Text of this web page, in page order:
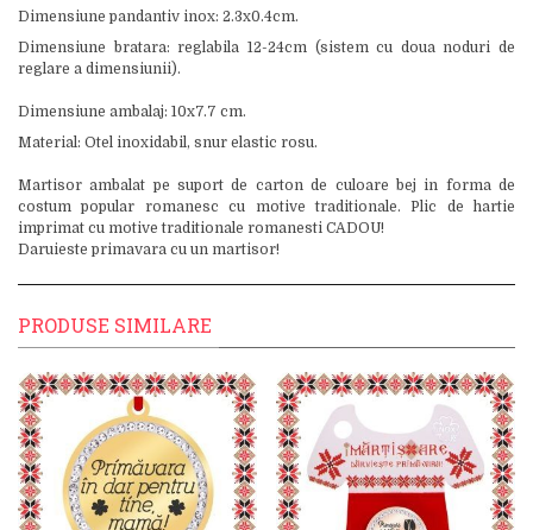
Dimensiune pandantiv inox: 2.3x0.4cm.
Dimensiune bratara: reglabila 12-24cm (sistem cu doua noduri de
reglare a dimensiunii).
Dimensiune ambalaj: 10x7.7 cm.
Material: Otel inoxidabil, snur elastic rosu.
Martisor ambalat pe suport de carton de culoare bej in forma de
costum popular romanesc cu motive traditionale. Plic de hartie
imprimat cu motive traditionale romanesti CADOU!
Daruieste primavara cu un martisor!
PRODUSE SIMILARE